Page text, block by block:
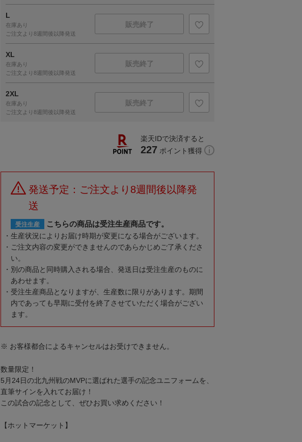
L
在庫あり
ご注文より8週間後以降発送
販売終了
XL
在庫あり
ご注文より8週間後以降発送
販売終了
2XL
在庫あり
ご注文より8週間後以降発送
販売終了
楽天IDで決済すると
227 ポイント獲得
発送予定：ご注文より8週間後以降発
送
受注生産 こちらの商品は受注生産商品です。
生産状況によりお届け時期が変更になる場合がございます。
ご注文内容の変更ができませんのであらかじめご了承くださ
い。
別の商品と同時購入される場合、発送日は受注生産のものに
あわせます。
受注生産商品となりますが、生産数に限りがあります。期間
内であっても早期に受付を終了させていただく場合がござい
ます。
※ お客様都合によるキャンセルはお受けできません。
数量限定！
5月24日の北九州戦のMVPに選ばれた選手の記念ユニフォームを、
直筆サインを入れてお届け！
この試合の記念として、ぜひお買い求めください！
【ホットマーケット】